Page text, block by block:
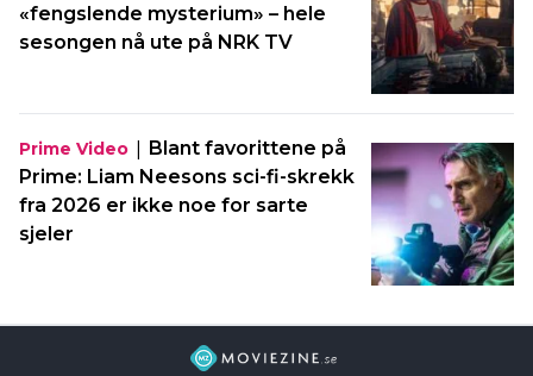
«fengslende mysterium» – hele
sesongen nå ute på NRK TV
Prime Video | Blant favorittene på
Prime: Liam Neesons sci-fi-skrekk
fra 2026 er ikke noe for sarte
sjeler